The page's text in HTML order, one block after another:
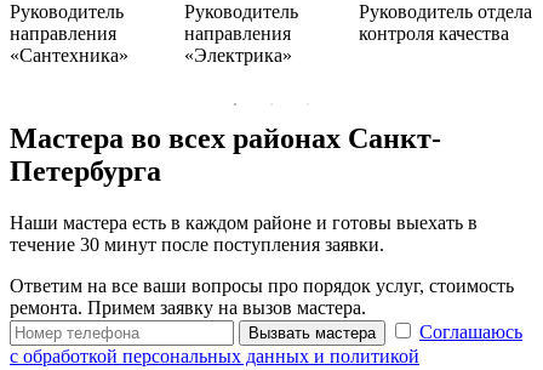
Руководитель
направления
«Сантехника»
Руководитель
направления
«Электрика»
Руководитель отдела
контроля качества
Мастера во всех районах Санкт-
Петербурга
Наши мастера есть в каждом районе и готовы выехать в
течение 30 минут после поступления заявки.
Ответим на все ваши вопросы про порядок услуг, стоимость
ремонта. Примем заявку на вызов мастера.
Вызвать мастера
Соглашаюсь
с обработкой персональных данных и политикой